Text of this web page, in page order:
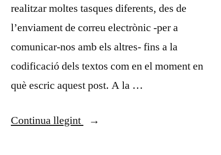
realitzar moltes tasques diferents, des de
l’enviament de correu electrònic -per a
comunicar-nos amb els altres- fins a la
codificació dels textos com en el moment en
què escric aquest post. A la …
Continua llegint
«Tècniques